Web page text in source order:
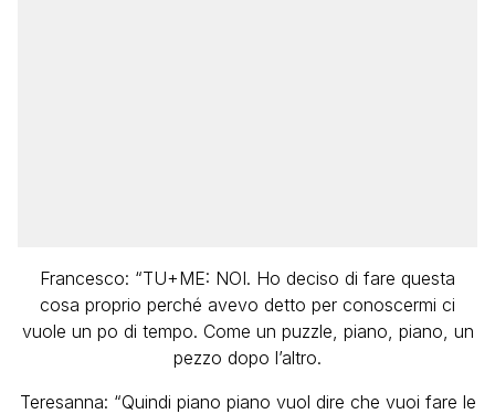
Francesco: “TU+ME: NOI. Ho deciso di fare questa
cosa proprio perché avevo detto per conoscermi ci
vuole un po di tempo. Come un puzzle, piano, piano, un
pezzo dopo l’altro.
Teresanna: “Quindi piano piano vuol dire che vuoi fare le